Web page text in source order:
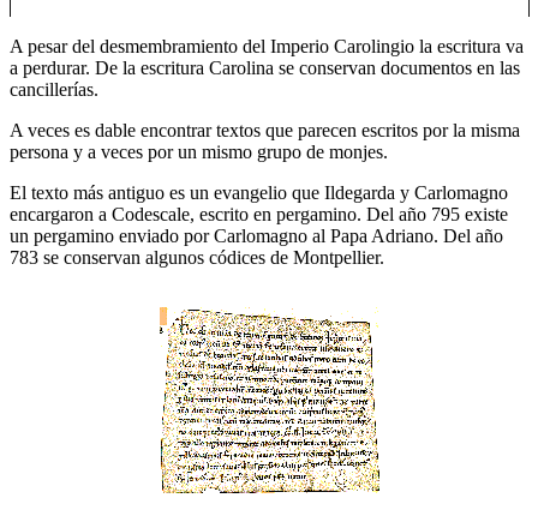
A pesar del desmembramiento del Imperio Carolingio la escritura va
a perdurar. De la escritura Carolina se conservan documentos en las
cancillerías.
A veces es dable encontrar textos que parecen escritos por la misma
persona y a veces por un mismo grupo de monjes.
El texto más antiguo es un evangelio que Ildegarda y Carlomagno
encargaron a Codescale, escrito en pergamino. Del año 795 existe
un pergamino enviado por Carlomagno al Papa Adriano. Del año
783 se conservan algunos códices de Montpellier.